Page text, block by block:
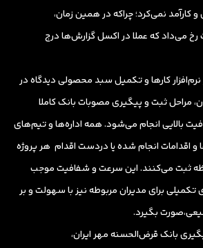
و کارآمد نمی‌کرد؛ چراکه در همین زمان،
می‌داد که عملا در اکسل گزارش‌ها درج
نرم‌افزار کارها و تکمیل سبد محصولی دیدگاه در
مراحل ثبت و پیگیری مصوبات بانک کاملا
بالایی انجام می‌شود. همه اداره‌ها و تیم‌های
و اقدامات انجام شده یا دردست اقدام هر پروژه
ثبت می‌‌کنند. این سرعت و شفافیت موجب
تکمیلی برای مدیران مربوطه نیز با سهولت و بر
بگیرد.
بانک قرض‌الحسنه مهر ایران،